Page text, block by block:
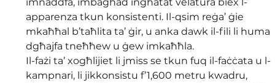
apparenza tkun konsistenti. Il-qsim reġa’ ġie
mkaħħal b’taħlita ta’ ġir, u anka dawk il-fili li huma
dgħajfa tneħħew u ġew imkaħħla.
Il-fażi ta’ xogħlijiet li jmiss se tkun fuq il-faċċata u l-
kampnari, li jikkonsistu f’1,600 metru kwadru,